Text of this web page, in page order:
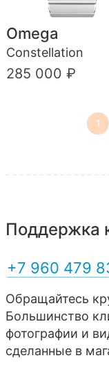
Omega
Constellation
285 000 ₽
1
Поддержка
+7 960 479
Обращайтесь
Большинство
фотографии и
сделанные в